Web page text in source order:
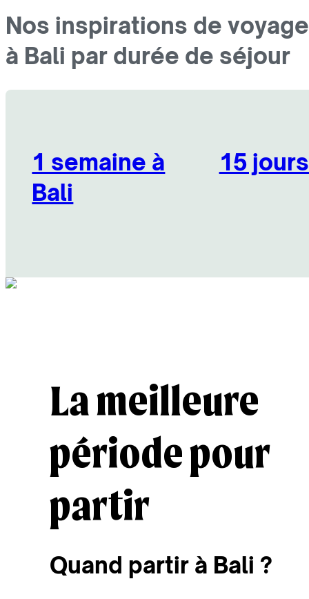
Nos inspirations de voyage
à Bali par durée de séjour
1 semaine à
Bali
15
La meilleure
période pour
partir
Quand partir à Bali ?